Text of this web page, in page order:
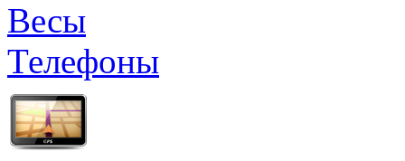
Весы
Телефоны